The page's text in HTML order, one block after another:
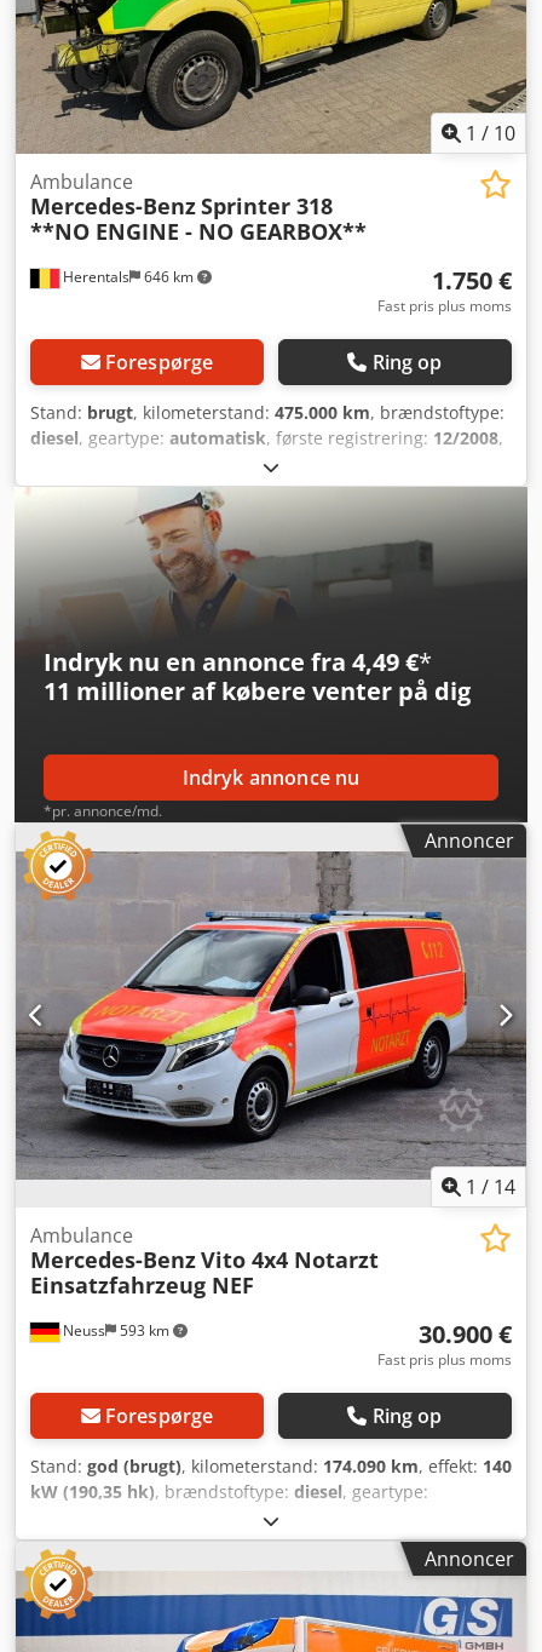
1 / 10
Herentals 646 km
Ambulance
Mercedes-BenzSprinter 318
**NO ENGINE - NO GEARBOX**
1.750 €
Fast pris plus moms
Forespørge Ring op
Stand: brugt, kilometerstand: 475.000 km, brændstoftype:
diesel, geartype: automatisk, første registrering: 12/2008,
2008
GEARKASSE BELGISK REGISTRERINGSDOKUMENT =
Yderligere oplysninger = Antal cylindre: 6 Cedpfjzmak Tsx
Aixoha Kontakt Thierry Leemans for yderligere information.
Indryk nu en annonce fra 4,49 €*
11 millioner af købere venter på dig
Indryk annonce nu
*pr. annonce/md.
Annoncer
1 / 14
Neuss 593 km
Ambulance
Mercedes-BenzVito 4x4 Notarzt
Einsatzfahrzeug NEF
30.900 €
Fast pris plus moms
Forespørge Ring op
Stand: god (brugt), kilometerstand: 174.090 km, effekt: 140
kW (190,35 hk), brændstoftype: diesel, geartype:
, emissionsklasse:Euro 6
Anvendelsesformål: Godstransport Motorkapacitet: 1.950
cm³ Teknisk stand: god Visuel stand: god Kontakt Christian
Theißen for yderligere information. Producent: Mercedes
Benz Type: Vito 4x4 NEF – akutlægebil Årgang: 2020
Produkttype: Brugt Data: Første registrering: 08/2020
Annoncer